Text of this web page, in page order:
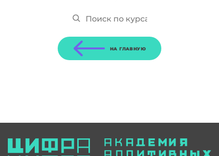
НА ГЛАВНУЮ